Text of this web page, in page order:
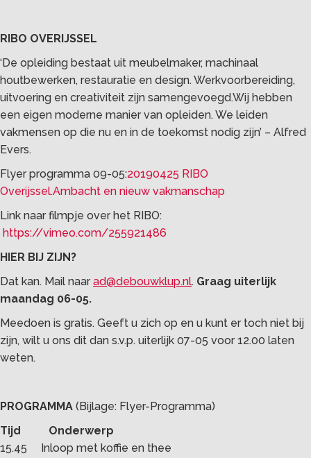
RIBO OVERIJSSEL
‘De opleiding bestaat uit meubelmaker, machinaal
houtbewerken, restauratie en design. Werkvoorbereiding,
uitvoering en creativiteit zijn samengevoegd.Wij hebben
een eigen moderne manier van opleiden. We leiden
vakmensen op die nu en in de toekomst nodig zijn’ – Alfred
Evers.
Flyer programma 09-05:20190425 RIBO
Overijssel.Ambacht en nieuw vakmanschap
Link naar filmpje over het RIBO:
https://vimeo.com/255921486
HIER BIJ ZIJN?
Dat kan. Mail naar ad@debouwklup.nl. Graag uiterlijk
maandag 06-05.
Meedoen is gratis. Geeft u zich op en u kunt er toch niet bij
zijn, wilt u ons dit dan s.v.p. uiterlijk 07-05 voor 12.00 laten
weten.
PROGRAMMA (Bijlage: Flyer-Programma)
Tijd Onderwerp
15.45
Inloop met koffie en thee